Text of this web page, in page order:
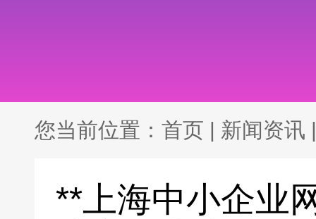
您当前位置： 首页 | 新闻资讯 |
**上海中小企业